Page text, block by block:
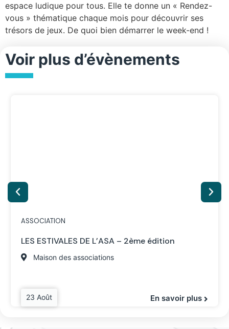
espace ludique pour tous. Elle te donne un « Rendez-
vous » thématique chaque mois pour découvrir ses
trésors de jeux. De quoi bien démarrer le week-end !
Voir plus d’évènements
ASSOCIATION
LES ESTIVALES DE L’ASA – 2ème édition
Maison des associations
23 Août En savoir plus